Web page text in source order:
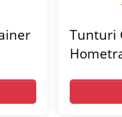
Tunturi